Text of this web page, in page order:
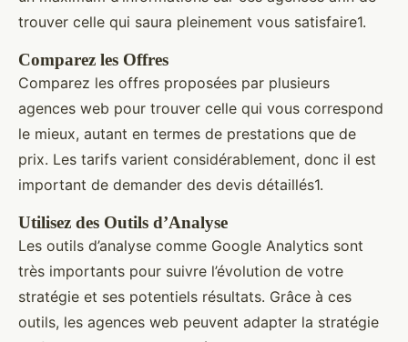
trouver celle qui saura pleinement vous satisfaire1.
Comparez les Offres
Comparez les offres proposées par plusieurs
agences web pour trouver celle qui vous correspond
le mieux, autant en termes de prestations que de
prix. Les tarifs varient considérablement, donc il est
important de demander des devis détaillés1.
Utilisez des Outils d’Analyse
Les outils d’analyse comme Google Analytics sont
très importants pour suivre l’évolution de votre
stratégie et ses potentiels résultats. Grâce à ces
outils, les agences web peuvent adapter la stratégie